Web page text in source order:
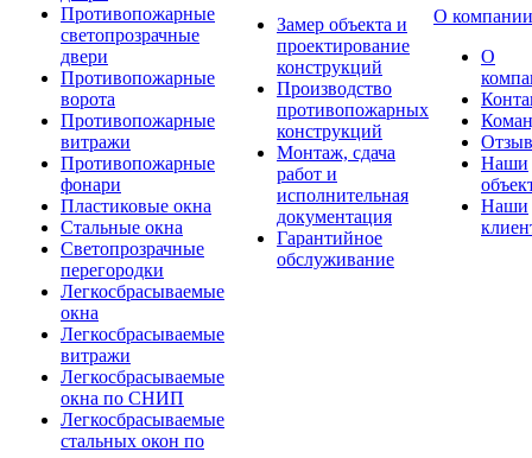
Противопожарные
светопрозрачные
двери
Противопожарные
ворота
Противопожарные
витражи
Противопожарные
фонари
Пластиковые окна
Стальные окна
Светопрозрачные
перегородки
Легкосбрасываемые
окна
Легкосбрасываемые
витражи
Легкосбрасываемые
окна по СНИП
Легкосбрасываемые
стальных окон по
Замер объекта и
проектирование
конструкций
Производство
противопожарных
конструкций
Монтаж, сдача
работ и
исполнительная
документация
Гарантийное
обслуживание
О компании
О
Наши
Наши